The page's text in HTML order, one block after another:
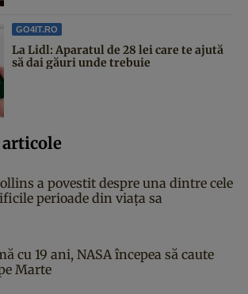
GO4IT.RO
La Lidl: Aparatul de 28 lei care te ajută
să dai găuri unde trebuie
a povestit despre una dintre cele
perioade din viața sa
cu 19 ani, NASA începea să caute
Marte